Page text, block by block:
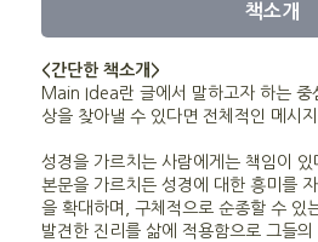
책소개
<간단한 책소개>
Main Idea란 글에서 말하고자 하는 중
상을 찾아낼 수 있다면 전체적인 메시
성경을 가르치는 사람에게는 책임이
본문을 가르치든 성경에 대한 흥미를
을 확대하며, 구체적으로 순종할 수 있
발견한 진리를 삶에 적용함으로 그들